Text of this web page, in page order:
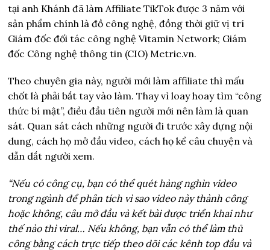
tại anh Khánh đã làm Affiliate TikTok được 3 năm với
sản phẩm chính là đồ công nghệ, đồng thời giữ vị trí
Giám đốc đối tác công nghệ Vitamin Network; Giám
đốc Công nghệ thông tin (CIO) Metric.vn.
Theo chuyên gia này, người mới làm affiliate thì mấu
chốt là phải bắt tay vào làm. Thay vì loay hoay tìm “công
thức bí mật”, điều đầu tiên người mới nên làm là quan
sát. Quan sát cách những người đi trước xây dựng nội
dung, cách họ mở đầu video, cách họ kể câu chuyện và
dẫn dắt người xem.
“Nếu có công cụ, bạn có thể quét hàng nghìn video
trong ngành để phân tích vì sao video này thành công
hoặc không, câu mở đầu và kết bài được triển khai như
thế nào thì viral… Nếu không, bạn vẫn có thể làm thủ
công bằng cách trực tiếp theo dõi các kênh top đầu và